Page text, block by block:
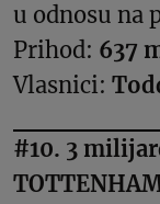
u odnosu na
Prihod: 637
Vlasnici:
#10. 3